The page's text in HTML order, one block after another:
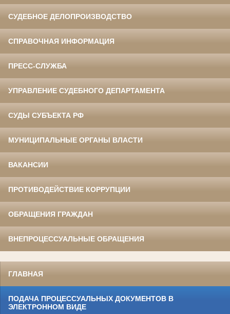
СУДЕБНОЕ ДЕЛОПРОИЗВОДСТВО
СПРАВОЧНАЯ ИНФОРМАЦИЯ
ПРЕСС-СЛУЖБА
УПРАВЛЕНИЕ СУДЕБНОГО ДЕПАРТАМЕНТА
СУДЫ СУБЪЕКТА РФ
МУНИЦИПАЛЬНЫЕ ОРГАНЫ ВЛАСТИ
ВАКАНСИИ
ПРОТИВОДЕЙСТВИЕ КОРРУПЦИИ
ОБРАЩЕНИЯ ГРАЖДАН
ВНЕПРОЦЕССУАЛЬНЫЕ ОБРАЩЕНИЯ
ГЛАВНАЯ
ПОДАЧА ПРОЦЕССУАЛЬНЫХ ДОКУМЕНТОВ В
ЭЛЕКТРОННОМ ВИДЕ